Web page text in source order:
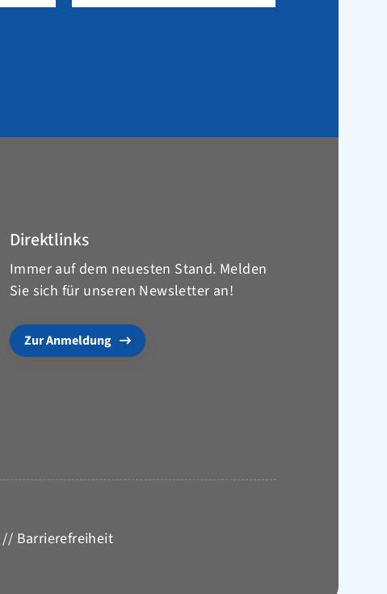
Direktlinks
Immer auf dem neuesten Stand. Melden
Sie sich für unseren Newsletter an!
Zur Anmeldung
// Barrierefreiheit